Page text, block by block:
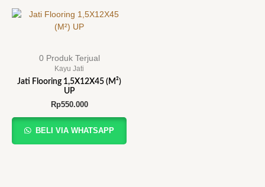
0 Produk Terjual
Kayu Jati
Jati Flooring 1,5X12X45 (M²)
UP
Rp550.000
BELI VIA WHATSAPP